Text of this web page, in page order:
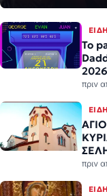
Το
πριν
πριν